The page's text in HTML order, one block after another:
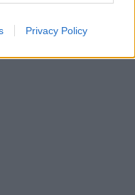
Privacy Policy